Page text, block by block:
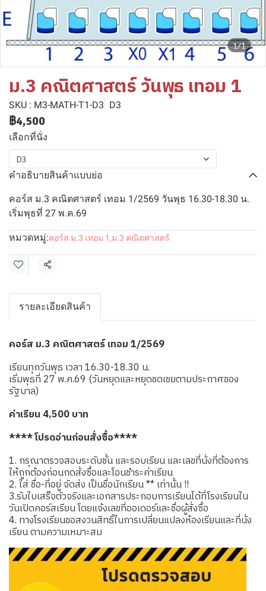
1/1
ม.3 คณิตศาสตร์ วันพุธ เทอม 1
SKU : M3-MATH-T1-D3 D3
฿4,500
เลือกที่นั่ง
D3
คำอธิบายสินค้าแบบย่อ
คอร์ส ม.3 คณิตศาสตร์ เทอม 1/2569 วันพุธ 16.30-18.30 น.
เริ่มพุธที่ 27 พ.ค.69
หมวดหมู่:คอร์ส ม.3 เทอม 1 ,ม.3 คณิตศาสตร์
แชร์
รายละเอียดสินค้า
คอร์ส ม.3 คณิตศาสตร์ เทอม 1/2569
เรียนทุกวันพุธ เวลา 16.30-18.30 น.
เริ่มพุธที่ 27 พ.ค.69 (วันหยุดและหยุดชดเชยตามประกาศของ
รัฐบาล)
ค่าเรียน 4,500 บาท
**** โปรดอ่านก่อนสั่งซื้อ****
1. กรุณาตรวจสอบระดับชั้น และรอบเรียน และเลขที่นั่งที่ต้องการ
ให้ถูกต้องก่อนกดสั่งซื้อและโอนชำระค่าเรียน
2. ใส่ ชื่อ-ที่อยู่ จัดส่ง เป็นชื่อนักเรียน ** เท่านั้น !!
3.รับใบเสร็จตัวจริงและเอกสารประกอบการเรียนได้ที่โรงเรียนใน
วันเปิดคอร์สเรียน โดยแจ้งเลขที่ออเดอร์และชื่อผู้สั่งซื้อ
4. ทางโรงเรียนขอสงวนสิทธิ์ในการเปลี่ยนแปลงห้องเรียนและที่นั่ง
เรียน ตามความเหมาะสม